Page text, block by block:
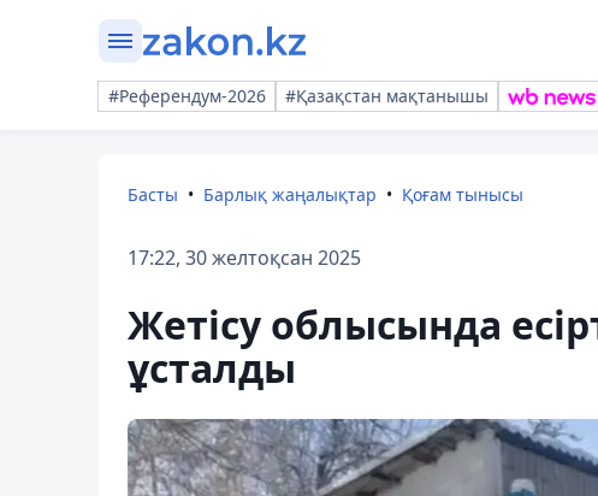
#Референдум-2026 #Қазақстан мақтанышы
Басты Барлық жаңалықтар Қоғам тынысы
17:22, 30 желтоқсан 2025
Жетісу облысында
ұсталды